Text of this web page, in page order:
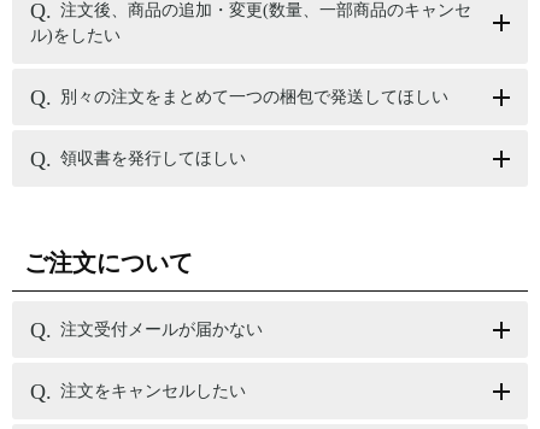
注文後、商品の追加・変更(数量、一部商品のキャンセ
ル)をしたい
別々の注文をまとめて一つの梱包で発送してほしい
領収書を発行してほしい
ご注文について
注文受付メールが届かない
注文をキャンセルしたい